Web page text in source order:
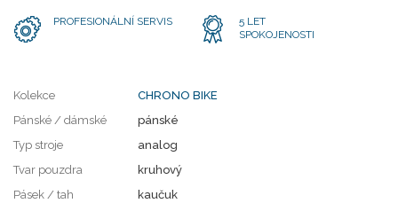
PROFESIONÁLNÍ SERVIS
5 LET
SPOKOJENOSTI
Kolekce
CHRONO BIKE
Pánské / dámské
pánské
Typ stroje
analog
Tvar pouzdra
kruhový
Pásek / tah
kaučuk